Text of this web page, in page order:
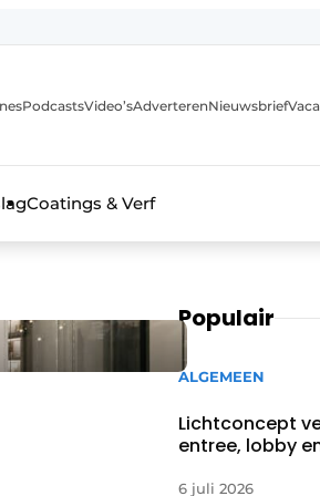
PodcastsVideo’sAdverterenNieuwsbrief
Coatings & Verf
Populair
ALGEMEEN
Lichtconcept
entree, lobby
6 juli 2026